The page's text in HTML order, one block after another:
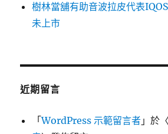
樹林當舖有助音波拉皮代表
未上市
近期留言
「WordPress 示範留言者 」於